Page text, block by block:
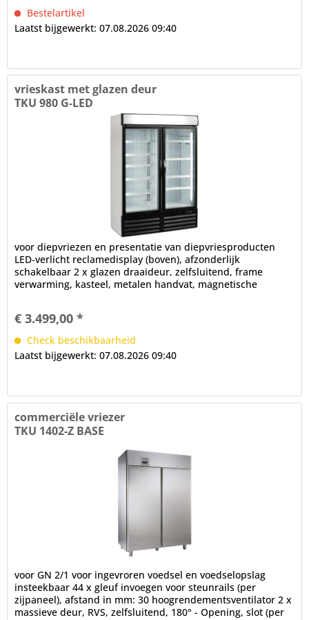
Bestelartikel
Laatst bijgewerkt: 07.08.2026 09:40
vrieskast met glazen deur
TKU 980 G-LED
voor diepvriezen en presentatie van diepvriesproducten
LED-verlicht reclamedisplay (boven), afzonderlijk
schakelbaar 2 x glazen draaideur, zelfsluitend, frame
verwarming, kasteel, metalen handvat, magnetische
€ 3.499,00 *
Check beschikbaarheid
Laatst bijgewerkt: 07.08.2026 09:40
commerciële vriezer
TKU 1402-Z BASE
voor GN 2/1 voor ingevroren voedsel en voedselopslag
insteekbaar 44 x gleuf invoegen voor steunrails (per
zijpaneel), afstand in mm: 30 hoogrendementsventilator 2 x
massieve deur, RVS, zelfsluitend, 180° - Opening, slot (per